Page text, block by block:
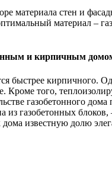
материала стен и
материал –
и кирпичным
быстрее кирпичного.
Кроме того,
газобетонного
из газобетонных
известную долю